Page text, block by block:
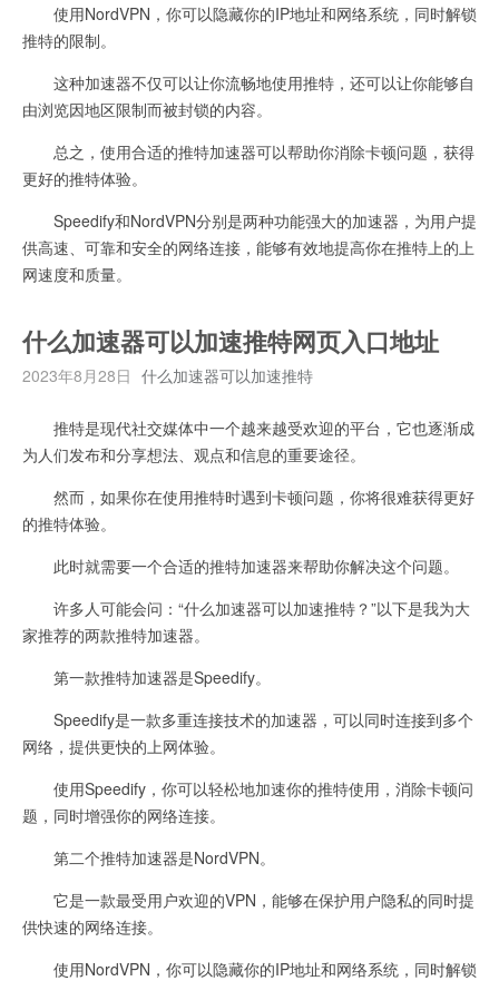
使用NordVPN，你可以隐藏你的IP地址和网络系统，同时解锁
推特的限制。
这种加速器不仅可以让你流畅地使用推特，还可以让你能够自
由浏览因地区限制而被封锁的内容。
总之，使用合适的推特加速器可以帮助你消除卡顿问题，获得
更好的推特体验。
Speedify和NordVPN分别是两种功能强大的加速器，为用户提
供高速、可靠和安全的网络连接，能够有效地提高你在推特上的上
网速度和质量。
什么加速器可以加速推特网页入口地址
2023年8月28日 什么加速器可以加速推特
推特是现代社交媒体中一个越来越受欢迎的平台，它也逐渐成
为人们发布和分享想法、观点和信息的重要途径。
然而，如果你在使用推特时遇到卡顿问题，你将很难获得更好
的推特体验。
此时就需要一个合适的推特加速器来帮助你解决这个问题。
许多人可能会问：“什么加速器可以加速推特？”以下是我为大
家推荐的两款推特加速器。
第一款推特加速器是Speedify。
Speedify是一款多重连接技术的加速器，可以同时连接到多个
网络，提供更快的上网体验。
使用Speedify，你可以轻松地加速你的推特使用，消除卡顿问
题，同时增强你的网络连接。
第二个推特加速器是NordVPN。
它是一款最受用户欢迎的VPN，能够在保护用户隐私的同时提
供快速的网络连接。
使用NordVPN，你可以隐藏你的IP地址和网络系统，同时解锁